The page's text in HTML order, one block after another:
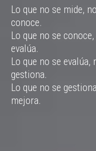
Lo que no se mide,
conoce.
Lo que no se
evalúa.
Lo que no se evalúa,
gestiona.
Lo que no se
mejora.